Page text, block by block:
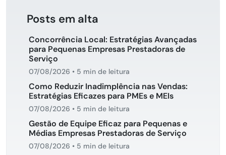
Posts em alta
Concorrência Local: Estratégias Avançadas
para Pequenas Empresas Prestadoras de
Serviço
07/08/2026 • 5 min de leitura
Como Reduzir Inadimplência nas Vendas:
Estratégias Eficazes para PMEs e MEIs
07/08/2026 • 5 min de leitura
Gestão de Equipe Eficaz para Pequenas e
Médias Empresas Prestadoras de Serviço
07/08/2026 • 5 min de leitura